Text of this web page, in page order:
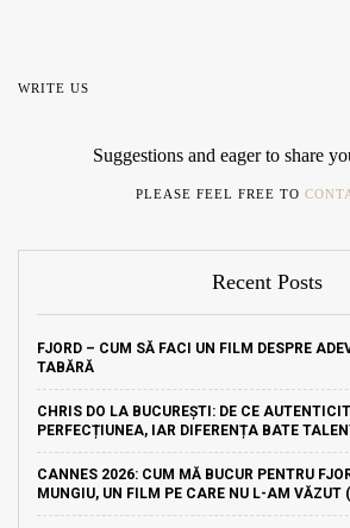
WRITE US
Suggestions and eager to share
PLEASE FEEL FREE TO
Recent Posts
FJORD – CUM SĂ FACI UN FILM DESPRE
TABĂRĂ
CHRIS DO LA BUCUREȘTI: DE CE
PERFECȚIUNEA, IAR DIFERENȚA BATE
CANNES 2026: CUM MĂ BUCUR PENTRU
MUNGIU, UN FILM PE CARE NU L-AM VĂZUT